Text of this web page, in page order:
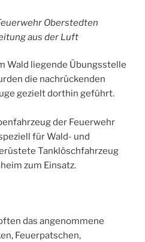
Oberstedten
aus der Luft
Wald liegende Übungsstelle
die nachrückenden
gezielt dorthin geführt.
der Feuerwehr
für Wald- und
Tanklöschfahrzeug
zum Einsatz.
das angenommene
Feuerpatschen,